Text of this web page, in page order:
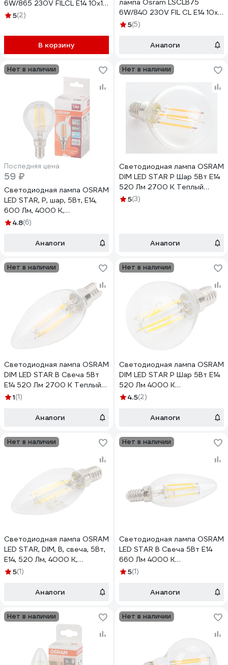
6W/865 230V FILCL E14 10x1
4058075688254
5(2)
В корзину
лампа Osram LSCLB75
6W/840 230V FIL CL E14 10x1
4058075684843
5(5)
Аналоги
Нет в наличии
Последняя цена
59 ₽
Светодиодная лампа OSRAM
LED STAR, P, шар, 5Вт, E14,
600 Лм, 4000 К,
нейтральный белый свет
4.8(6)
Аналоги
Нет в наличии
Светодиодная лампа OSRAM
DIM LED STAR P Шар 5Вт E14
520 Лм 2700 К Теплый
белый свет 4058075230415
5(3)
Аналоги
Нет в наличии
Светодиодная лампа OSRAM
DIM LED STAR B Свеча 5Вт
E14 520 Лм 2700 К Теплый
белый свет 4058075230354
1(1)
Аналоги
Нет в наличии
Светодиодная лампа OSRAM
DIM LED STAR P Шар 5Вт E14
520 Лм 4000 К
Нейтральный белый свет
4.5(2)
Аналоги
Нет в наличии
Светодиодная лампа OSRAM
LED STAR, DIM, B, свеча, 5Вт,
E14, 520 Лм, 4000 К,
нейтральный белый свет
5(1)
Аналоги
Нет в наличии
Светодиодная лампа OSRAM
LED STAR B Свеча 5Вт E14
660 Лм 4000 К
Нейтральный белый свет
5(1)
Аналоги
Нет в наличии Нет в наличии